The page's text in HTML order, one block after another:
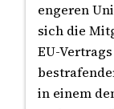
engeren
sich die
EU-
in einem